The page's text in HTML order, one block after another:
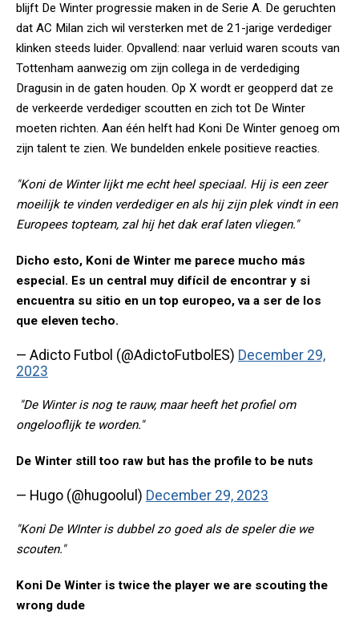
blijft De Winter progressie maken in de Serie A. De geruchten
dat AC Milan zich wil versterken met de 21-jarige verdediger
klinken steeds luider. Opvallend: naar verluid waren scouts van
Tottenham aanwezig om zijn collega in de verdediging
Dragusin in de gaten houden. Op X wordt er geopperd dat ze
de verkeerde verdediger scoutten en zich tot De Winter
moeten richten. Aan één helft had Koni De Winter genoeg om
zijn talent te zien. We bundelden enkele positieve reacties.
"Koni de Winter lijkt me echt heel speciaal. Hij is een zeer
moeilijk te vinden verdediger en als hij zijn plek vindt in een
Europees topteam, zal hij het dak eraf laten vliegen."
Dicho esto, Koni de Winter me parece mucho más
especial. Es un central muy difícil de encontrar y si
encuentra su sitio en un top europeo, va a ser de los
que eleven techo.
— Adicto Futbol (@AdictoFutbolES) December 29,
2023
"De Winter is nog te rauw, maar heeft het profiel om
ongelooflijk te worden."
De Winter still too raw but has the profile to be nuts
— Hugo (@hugoolul) December 29, 2023
"Koni De WInter is dubbel zo goed als de speler die we
scouten."
Koni De Winter is twice the player we are scouting the
wrong dude